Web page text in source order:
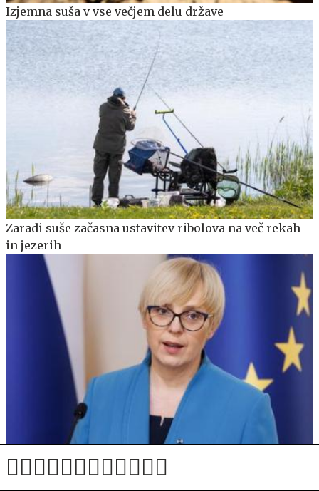
Izjemna suša v vse večjem delu države
Zaradi suše začasna ustavitev ribolova na več rekah
in jezerih
Pirc Musarjeva priznala: Nisem bila pripeta. To je
moja največja napaka.